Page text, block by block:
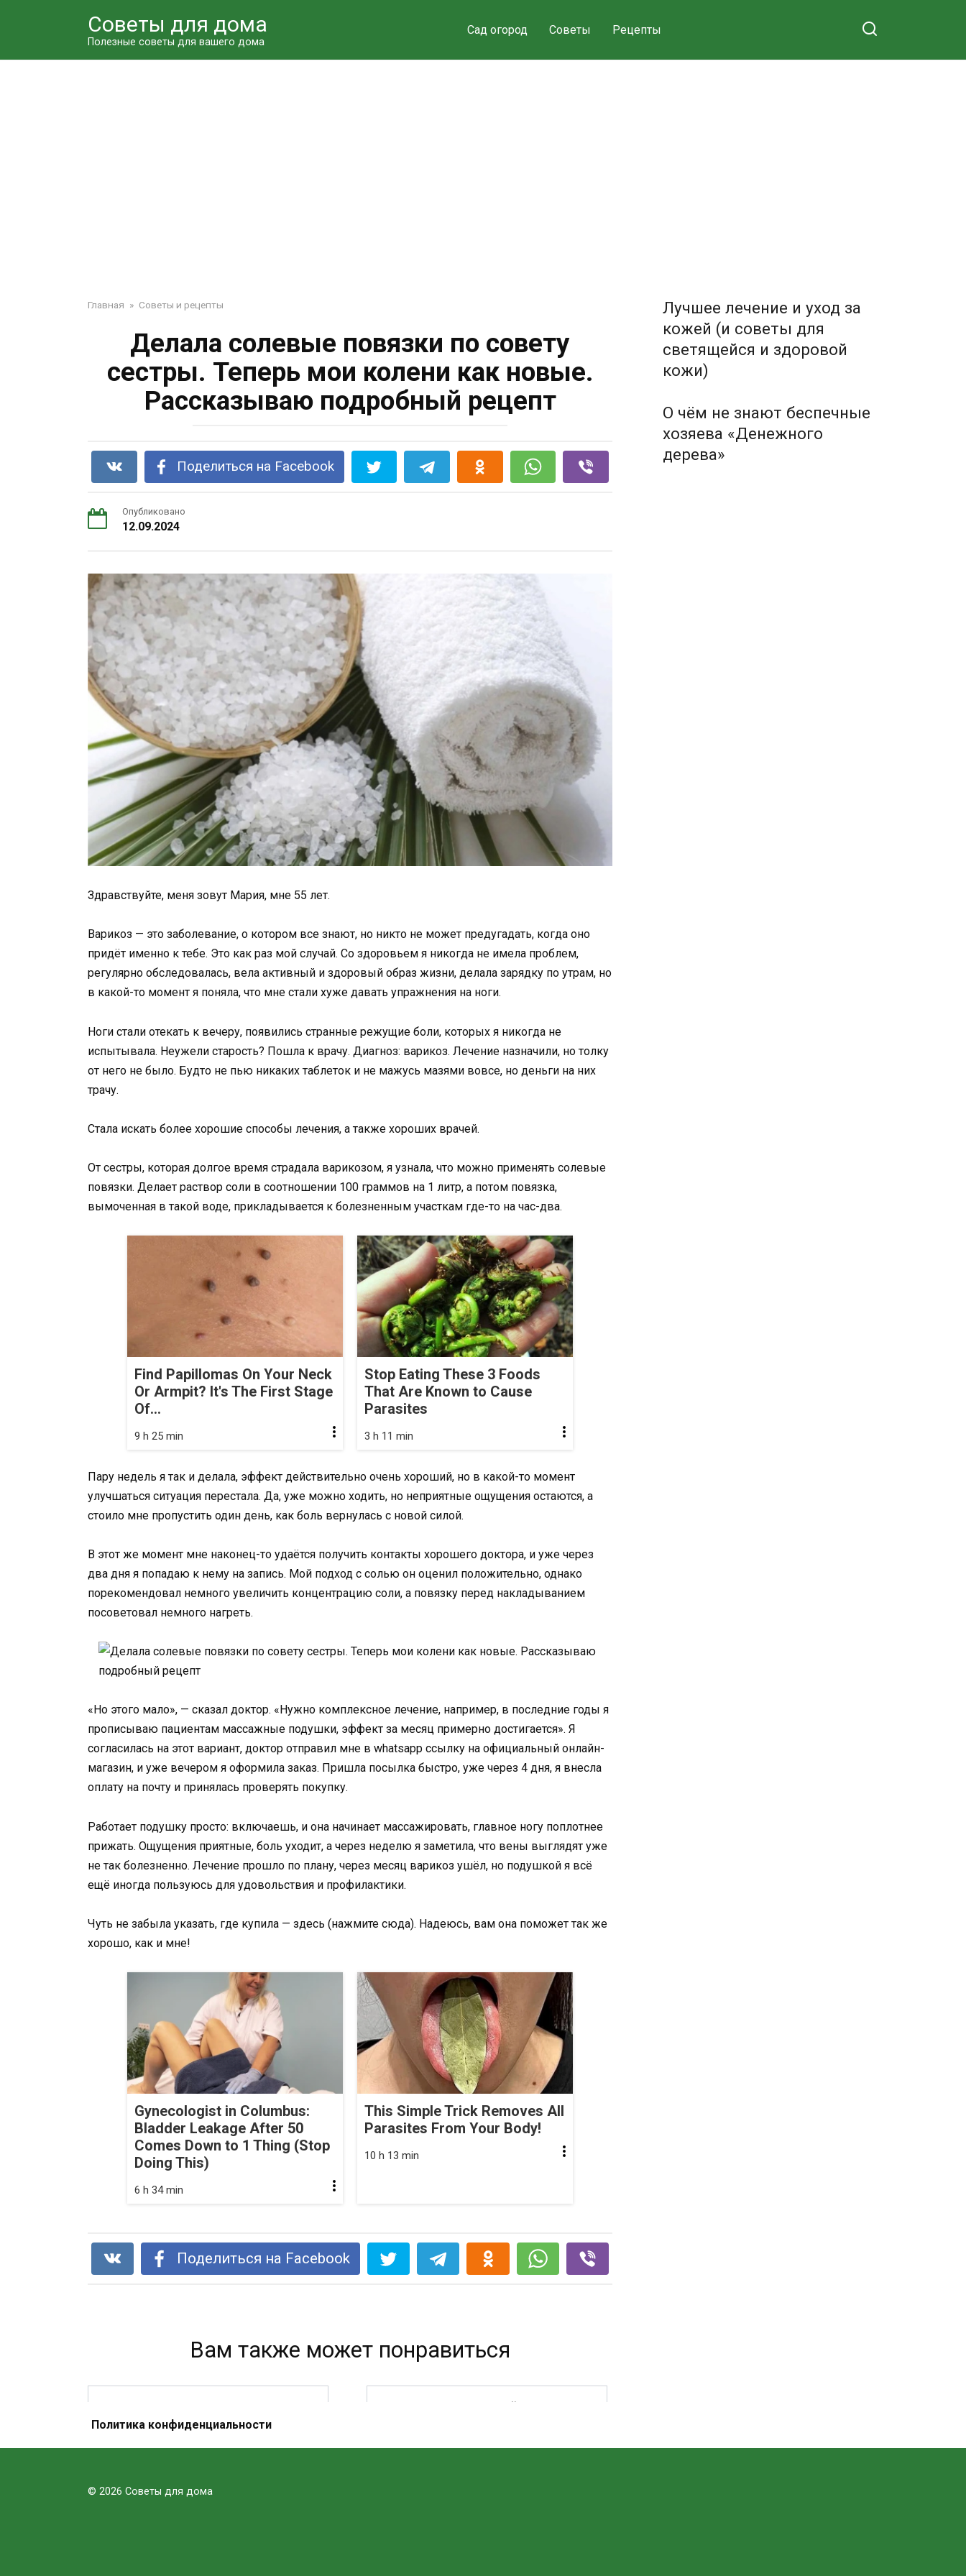
Советы для дома
Полезные советы для вашего дома
Сад огород Советы Рецепты
Главная » Советы и рецепты
Делала солевые повязки по совету
сестры. Теперь мои колени как новые.
Рассказываю подробный рецепт
Поделиться на Facebook
Опубликовано
12.09.2024
Здравствуйте, меня зовут Мария, мне 55 лет.
Варикоз — это заболевание, о котором все знают, но никто не может предугадать, когда оно
придёт именно к тебе. Это как раз мой случай. Со здоровьем я никогда не имела проблем,
регулярно обследовалась, вела активный и здоровый образ жизни, делала зарядку по утрам, но
в какой-то момент я поняла, что мне стали хуже давать упражнения на ноги.
Ноги стали отекать к вечеру, появились странные режущие боли, которых я никогда не
испытывала. Неужели старость? Пошла к врачу. Диагноз: варикоз. Лечение назначили, но толку
от него не было. Будто не пью никаких таблеток и не мажусь мазями вовсе, но деньги на них
трачу.
Стала искать более хорошие способы лечения, а также хороших врачей.
От сестры, которая долгое время страдала варикозом, я узнала, что можно применять солевые
повязки. Делает раствор соли в соотношении 100 граммов на 1 литр, а потом повязка,
вымоченная в такой воде, прикладывается к болезненным участкам где-то на час-два.
Find Papillomas On Your Neck
Or Armpit? It's The First Stage
Of...
9 h 25 min
Stop Eating These 3 Foods
That Are Known to Cause
Parasites
3 h 11 min
Пару недель я так и делала, эффект действительно очень хороший, но в какой-то момент
улучшаться ситуация перестала. Да, уже можно ходить, но неприятные ощущения остаются, а
стоило мне пропустить один день, как боль вернулась с новой силой.
В этот же момент мне наконец-то удаётся получить контакты хорошего доктора, и уже через
два дня я попадаю к нему на запись. Мой подход с солью он оценил положительно, однако
порекомендовал немного увеличить концентрацию соли, а повязку перед накладыванием
посоветовал немного нагреть.
«Но этого мало», — сказал доктор. «Нужно комплексное лечение, например, в последние годы я
прописываю пациентам массажные подушки, эффект за месяц примерно достигается». Я
согласилась на этот вариант, доктор отправил мне в whatsapp ссылку на официальный онлайн-
магазин, и уже вечером я оформила заказ. Пришла посылка быстро, уже через 4 дня, я внесла
оплату на почту и принялась проверять покупку.
Работает подушку просто: включаешь, и она начинает массажировать, главное ногу поплотнее
прижать. Ощущения приятные, боль уходит, а через неделю я заметила, что вены выглядят уже
не так болезненно. Лечение прошло по плану, через месяц варикоз ушёл, но подушкой я всё
ещё иногда пользуюсь для удовольствия и профилактики.
Чуть не забыла указать, где купила — здесь (нажмите сюда). Надеюсь, вам она поможет так же
хорошо, как и мне!
Gynecologist in Columbus:
Bladder Leakage After 50
Comes Down to 1 Thing (Stop
Doing This)
6 h 34 min
This Simple Trick Removes All
Parasites From Your Body!
10 h 13 min
Поделиться на Facebook
Вам также может понравиться
Ученые доказали: шеллак опасен
Лучшее лечение и уход за
кожей (и советы для
светящейся и здоровой
кожи)
О чём не знают беспечные
хозяева «Денежного
дерева»
Политика конфиденциальности
© 2026 Советы для дома